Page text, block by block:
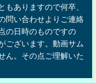
もありますので何卒、
問い合わせよりご連絡
の日時のものですの
ございます。動画サム
ん。その点ご理解いた